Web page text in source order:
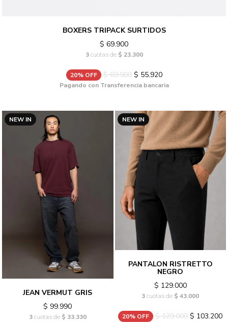
BOXERS TRIPACK SURTIDOS
$ 69.900
3cuotas de $ 23.300
20% OFF $ 69.900$ 55.920
Pagando con Transferencia bancaria
NEW IN
JEAN VERMUT GRIS
$ 99.990
3cuotas de $ 33.330
NEW IN
PANTALON RISTRETTO
NEGRO
$ 129.000
3cuotas de $ 43.000
20% OFF $ 129.000 $ 103.200